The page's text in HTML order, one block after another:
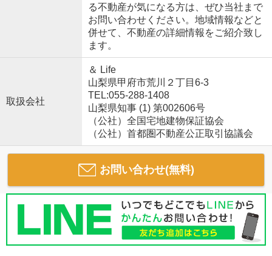
る不動産が気になる方は、ぜひ当社まで
お問い合わせください。地域情報などと
併せて、不動産の詳細情報をご紹介致し
ます。
取扱会社
＆ Life
山梨県甲府市荒川２丁目6-3
TEL:055-288-1408
山梨県知事 (1) 第002606号
（公社）全国宅地建物保証協会
（公社）首都圏不動産公正取引協議会
お問い合わせ(無料)